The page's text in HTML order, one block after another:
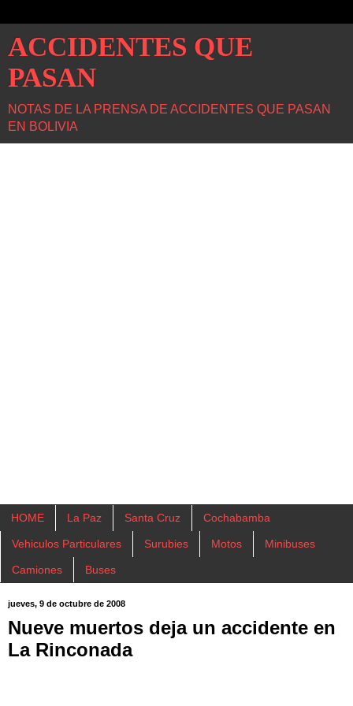
ACCIDENTES QUE
PASAN
NOTAS DE LA PRENSA DE ACCIDENTES QUE PASAN
EN BOLIVIA
HOME La Paz Santa Cruz Cochabamba
Vehiculos Particulares Surubies Motos Minibuses
Camiones Buses
jueves, 9 de octubre de 2008
Nueve muertos deja un accidente en
La Rinconada